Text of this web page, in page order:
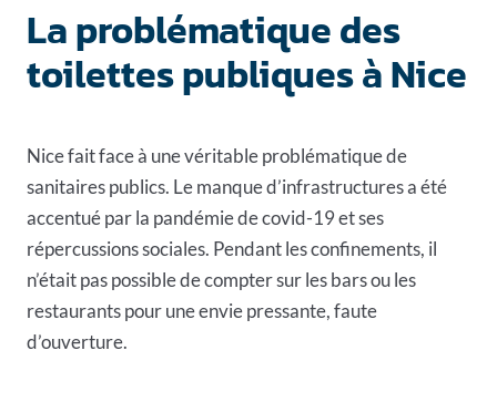
La problématique des
toilettes publiques à Nice
Nice fait face à une véritable problématique de
sanitaires publics. Le manque d’infrastructures a été
accentué par la pandémie de covid-19 et ses
répercussions sociales. Pendant les confinements, il
n’était pas possible de compter sur les bars ou les
restaurants pour une envie pressante, faute
d’ouverture.